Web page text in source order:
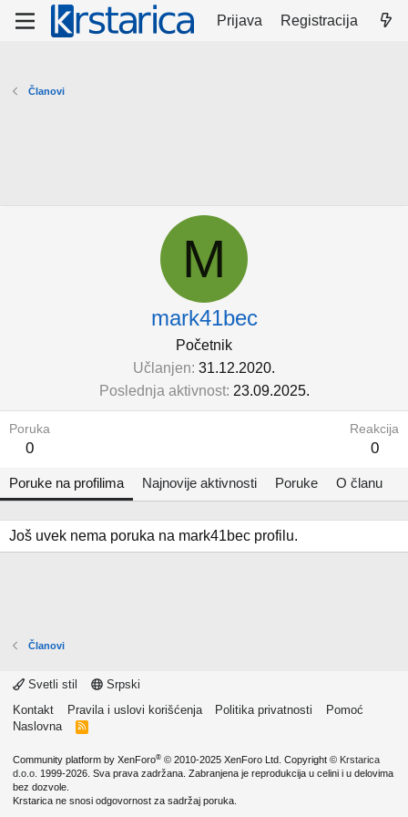
Prijava Registracija
Članovi
M
mark41bec
Početnik
Učlanjen 31.12.2020.
Poslednja aktivnost 23.09.2025.
Poruka
0
Reakcija
0
Poruke na profilima Najnovije aktivnosti Poruke O članu
Još uvek nema poruka na mark41bec profilu.
Članovi
Svetli stil
Srpski
Kontakt
Pravila i uslovi korišćenja Politika privatnosti
Pomoć
Naslovna
R
Community platform by XenForo® © 2010-2025 XenForo Ltd. Copyright © Krstarica
d.o.o. 1999-2026. Sva prava zadržana. Zabranjena je reprodukcija u celini i u delovima
bez dozvole.
Krstarica ne snosi odgovornost za sadržaj poruka.